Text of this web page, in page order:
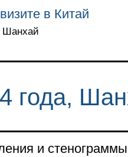
в Китай
Шанхай
года,
и стенограммы